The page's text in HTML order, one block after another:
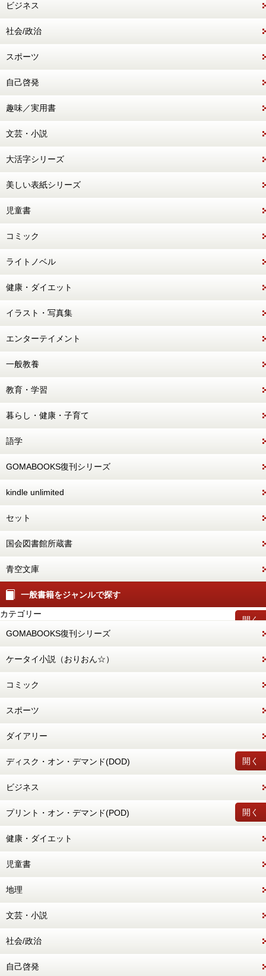
ビジネス
社会/政治
スポーツ
自己啓発
趣味／実用書
文芸・小説
大活字シリーズ
美しい表紙シリーズ
児童書
コミック
ライトノベル
健康・ダイエット
イラスト・写真集
エンターテイメント
一般教養
教育・学習
暮らし・健康・子育て
語学
GOMABOOKS復刊シリーズ
kindle unlimited
セット
国会図書館所蔵書
青空文庫
一般書籍をジャンルで探す
開く
カテゴリー
GOMABOOKS復刊シリーズ
ケータイ小説（おりおん☆）
コミック
スポーツ
ダイアリー
開く
ディスク・オン・デマンド(DOD)
ビジネス
開く
プリント・オン・デマンド(POD)
健康・ダイエット
児童書
地理
文芸・小説
社会/政治
自己啓発